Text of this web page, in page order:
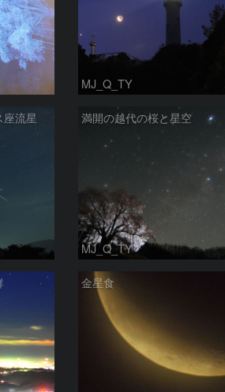
MJ_Q_TY
流星 満開の越代の桜と星空
MJ_Q_TY
金星食